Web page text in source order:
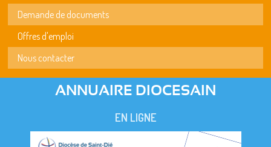
Demande de documents
Offres d'emploi
Nous contacter
ANNUAIRE DIOCESAIN
EN LIGNE